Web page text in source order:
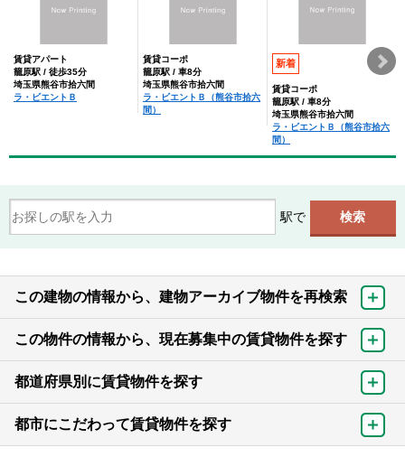
賃貸アパート
籠原駅 / 徒歩35分
埼玉県熊谷市拾六間
ラ・ビエントＢ
賃貸コーポ
籠原駅 / 車8分
埼玉県熊谷市拾六間
ラ・ビエントＢ（熊谷市拾六
間）
新着
賃貸コーポ
籠原駅 / 車8分
埼玉県熊谷市拾六間
ラ・ビエントＢ（熊谷市拾六
間）
駅で
この建物の情報から、建物アーカイブ物件を再検索
この物件の情報から、現在募集中の賃貸物件を探す
都道府県別に賃貸物件を探す
都市にこだわって賃貸物件を探す